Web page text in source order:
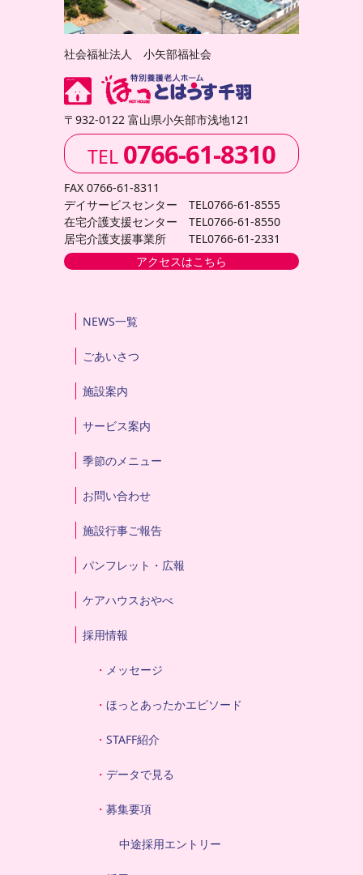
社会福祉法人 小矢部福祉会
〒932-0122 富山県小矢部市浅地121
TEL 0766-61-8310
FAX 0766-61-8311
デイサービスセンター TEL0766-61-8555
在宅介護支援センター TEL0766-61-8550
居宅介護支援事業所 TEL0766-61-2331
アクセスはこちら
NEWS一覧
ごあいさつ
施設案内
サービス案内
季節のメニュー
お問い合わせ
施設行事ご報告
パンフレット・広報
ケアハウスおやべ
採用情報
メッセージ
ほっとあったかエピソード
STAFF紹介
データで見る
募集要項
中途採用エントリー